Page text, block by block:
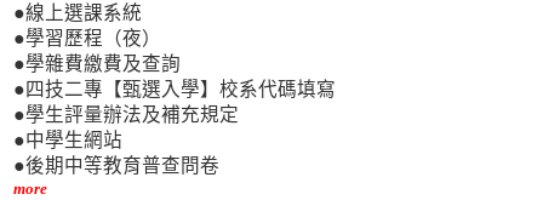
●線上選課系統
●學習歷程（夜）
●學雜費繳費及查詢
●四技二專【甄選入學】校系代碼填寫
●學生評量辦法及補充規定
●中學生網站
●後期中等教育普查問卷
more